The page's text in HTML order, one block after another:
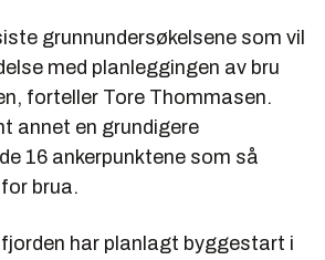
grunnundersøkelsene som vil
med planleggingen av bru
forteller Tore Thommasen.
annet en grundigere
16 ankerpunktene som så
brua.
har planlagt byggestart i